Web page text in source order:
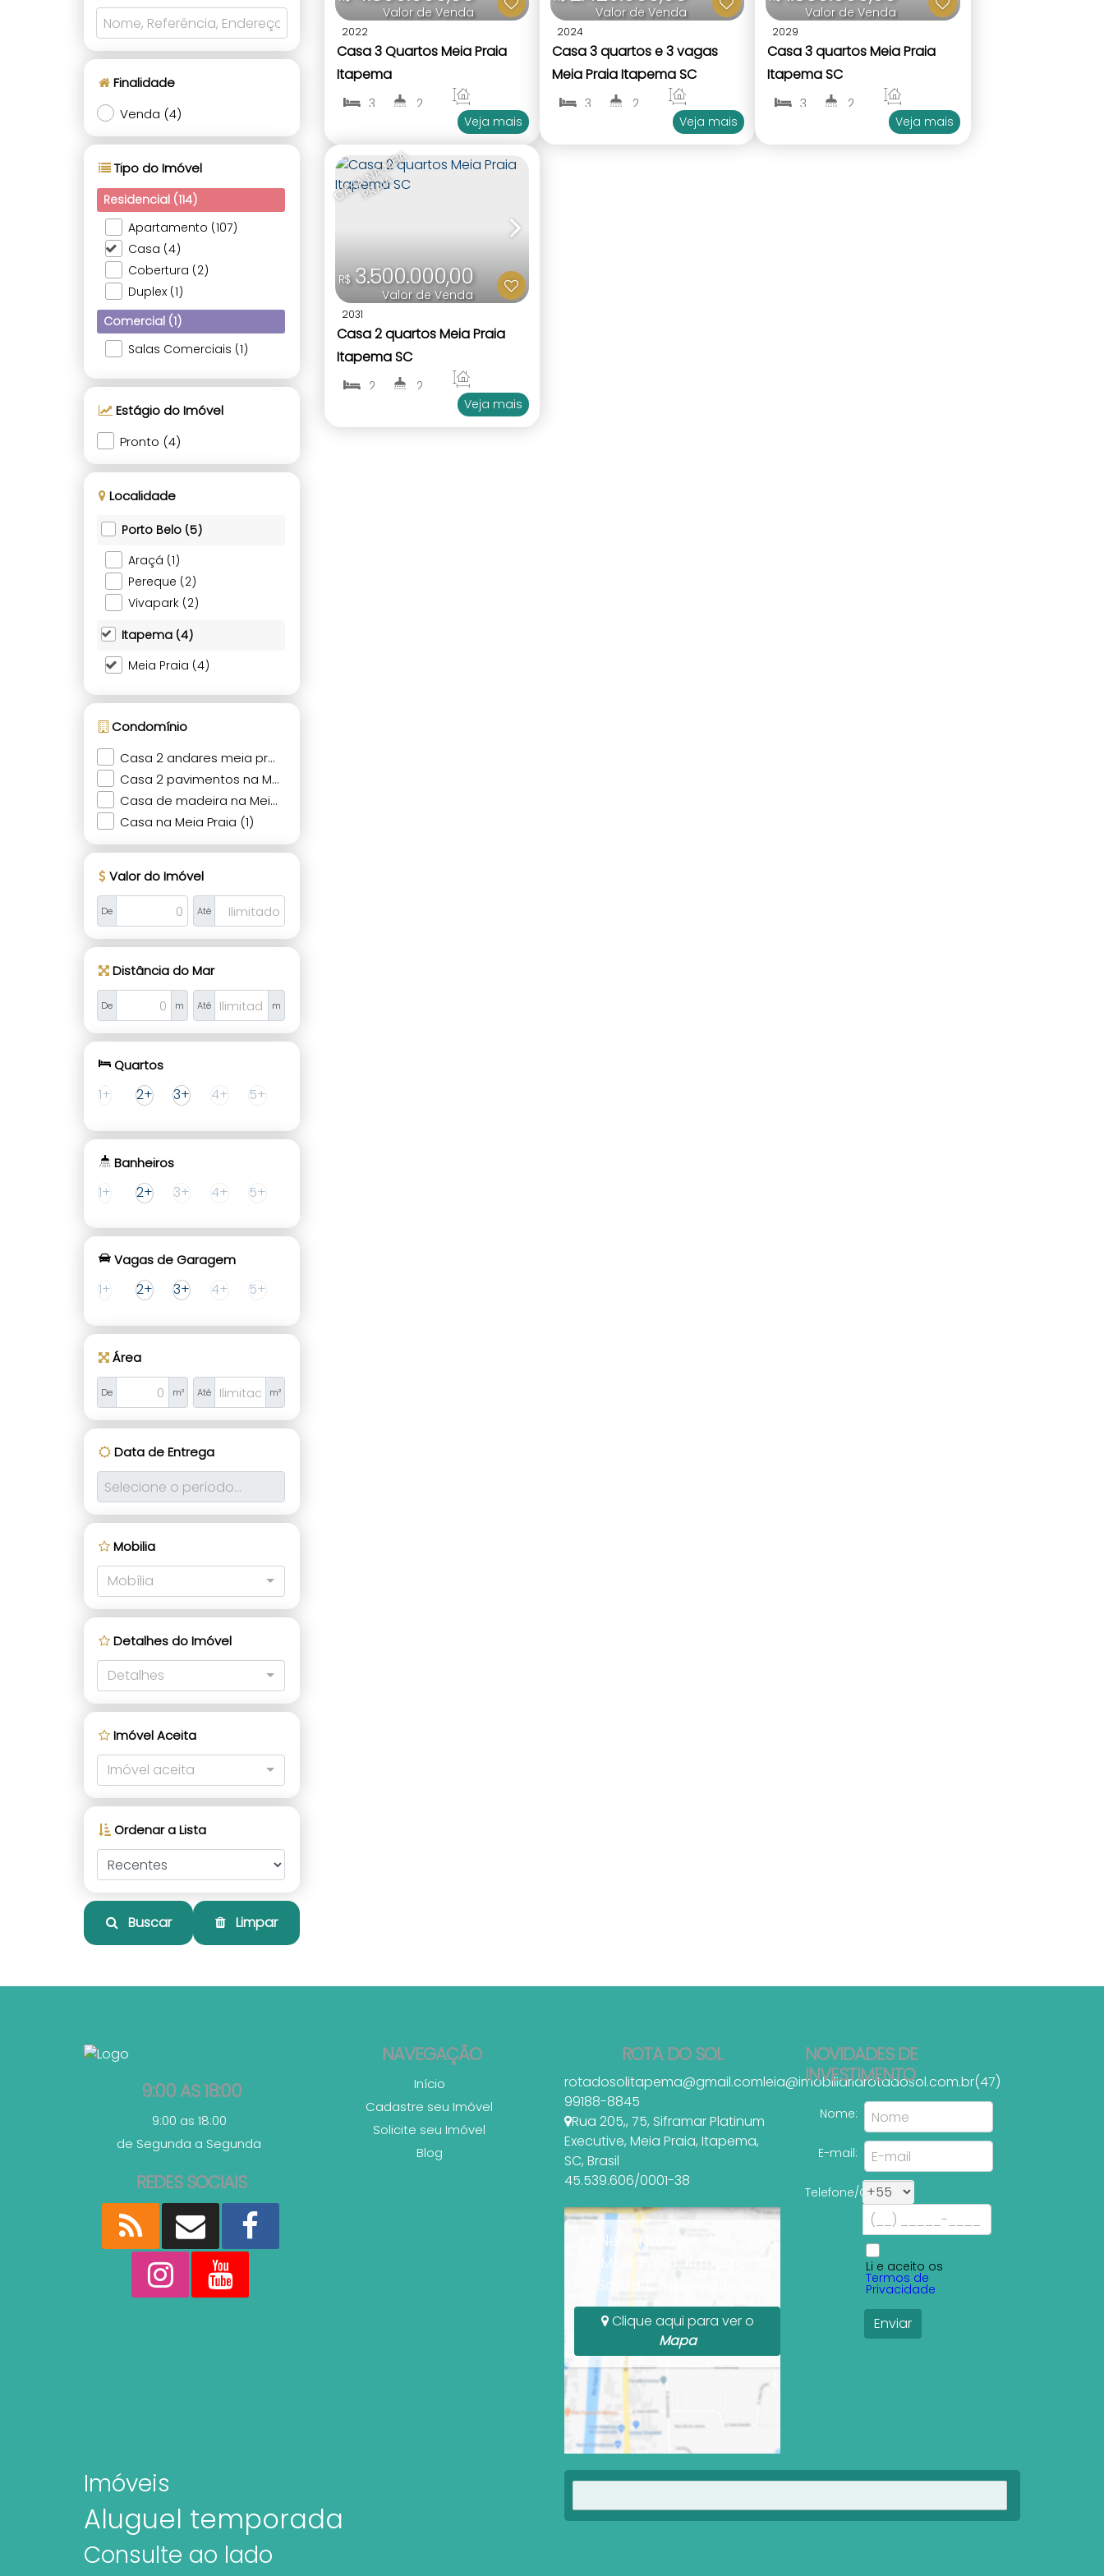
Finalidade
Venda (4)
Tipo do Imóvel
Residencial (114)
Apartamento (107)
Casa (4)
Cobertura (2)
Duplex (1)
Comercial (1)
Salas Comerciais (1)
Estágio do Imóvel
Pronto (4)
Localidade
Porto Belo (5)
Araçá (1)
Pereque (2)
Vivapark (2)
Itapema (4)
Meia Praia (4)
Condomínio
Casa 2 andares meia praia (1)
Casa 2 pavimentos na Meia Praia (1)
Casa de madeira na Meia Praia (1)
Casa na Meia Praia (1)
Valor do Imóvel
De Até
Distância do Mar
De m Até m
Quartos
1+ 2+ 3+ 4+ 5+
Banheiros
1+ 2+ 3+ 4+ 5+
Vagas de Garagem
1+ 2+ 3+ 4+ 5+
Área
De m² Até m²
Data de Entrega
Mobilia
Mobília
Detalhes do Imóvel
Detalhes
Imóvel Aceita
Imóvel aceita
Ordenar a Lista
Buscar Limpar
2022
Valor de Venda
Casa 3 Quartos Meia Praia
Itapema
3 2
160.00m²
Veja mais
2024
Valor de Venda
Casa 3 quartos e 3 vagas
Meia Praia Itapema SC
3 2
160.00m²
Veja mais
2029
Valor de Venda
Casa 3 quartos Meia Praia
Itapema SC
3 2
160.00m²
Veja mais
C
A
S
A
N
A
M
EI
A
P
R
AI
A
2031
R$3.500.000,00
Valor de Venda
Casa 2 quartos Meia Praia
Itapema SC
2 2
180.00m²
Veja mais
9:00 AS 18:00
9:00 as 18:00
de Segunda a Segunda
REDES SOCIAIS
NAVEGAÇÃO
Início
Cadastre seu Imóvel
Solicite seu Imóvel
Blog
ROTA DO SOL
rotadosolitapema@gmail.comleia@imobiliariarotadosol.com.br(47)
99188-8845
Rua 205,, 75, Siframar Platinum
Executive, Meia Praia, Itapema,
SC, Brasil
45.539.606/0001-38
Av Nereu Ramos, 4077, Sala
09, Meia Praia, Itapema, SC,
Santa Catarina, Brasil
Clique aqui para ver o
Mapa
NOVIDADES DE
INVESTIMENTO
Nome:
E-mail:
Telefone/Celular:
Li e aceito os
Termos de
Privacidade
Imóveis
Aluguel temporada
Consulte ao lado